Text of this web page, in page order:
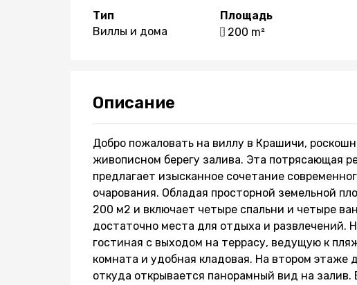
Тип
Виллы и дома
Площадь
200 m²
Описание
Добро пожаловать на виллу в Крашичи,
живописном берегу залива. Эта потрясающая
предлагает изысканное сочетание
очарования. Обладая просторной земельной
200 м2 и включает четыре спальни и четыре
достаточно места для отдыха и развлечений.
гостиная с выходом на террасу, ведущую к
комната и удобная кладовая. На втором этаже
откуда открывается панорамный вид на